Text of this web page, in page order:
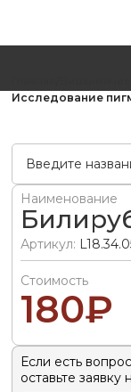
Исследование
Наименование
Артикул:
Стоимость
180₽
Если есть
оставьте заявку